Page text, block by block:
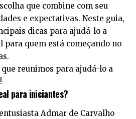
que combine com seu
e expectativas. Neste guia,
dicas para ajudá-lo a
para quem está começando no
reunimos para ajudá-lo a
para iniciantes?
Admar de Carvalho